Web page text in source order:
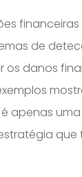
de
os danos
apenas
que